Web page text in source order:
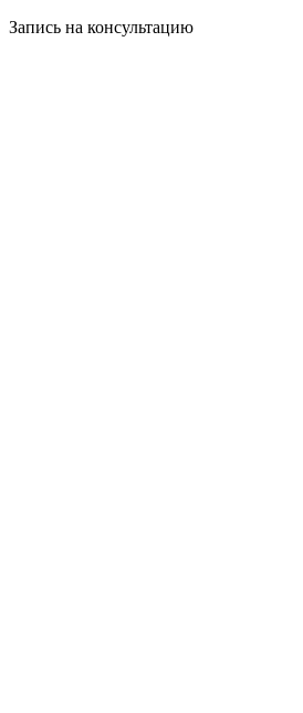
Запись на консультацию